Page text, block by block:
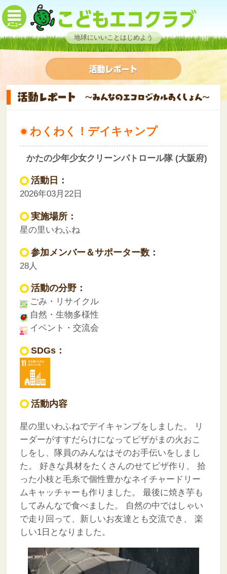
地球にいいことはじめよう
わくわく！デイキャンプ
かたの少年少女クリーンパトロール隊 (大阪府)
活動日：
2026年03月22日
実施場所：
星の里いわふね
参加メンバー＆サポーター数：
28人
活動の分野：
ごみ・リサイクル
自然・生物多様性
イベント・交流会
SDGs：
活動内容
星の里いわふねでデイキャンプをしました。
リ
ーダーがすすだらけになってピザがまの火おこ
しをし、隊員のみんなはそのお手伝いをしまし
た。
好きな具材をたくさんのせてピザ作り、
拾
った小枝と毛糸で個性豊かなネイチャードリー
ムキャッチャーも作りました。
最後に焼き芋も
してみんなで食べました。
自然の中ではしゃい
で走り回って、新しいお友達とも交流でき、
楽
しい1日となりました。